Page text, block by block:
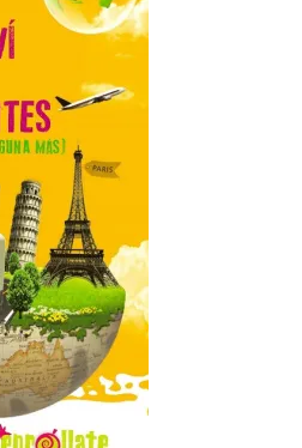
de 2016, la
retomado los
Reikiavik cada
estos 10 años,
los 170.000
con Islandia.
opera tres
año, los […]
las
ganar y
el